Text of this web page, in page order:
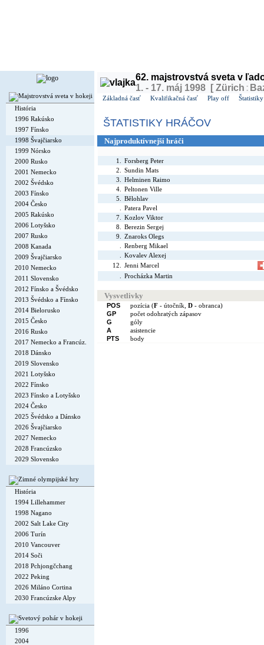
História
1996 Rakúsko
1997 Fínsko
1998 Švajčiarsko
1999 Nórsko
2000 Rusko
2001 Nemecko
2002 Švédsko
2003 Fínsko
2004 Česko
2005 Rakúsko
2006 Lotyšsko
2007 Rusko
2008 Kanada
2009 Švajčiarsko
2010 Nemecko
2011 Slovensko
2012 Fínsko a Švédsko
2013 Švédsko a Fínsko
2014 Bielorusko
2015 Česko
2016 Rusko
2017 Nemecko a Francúz.
2018 Dánsko
2019 Slovensko
2021 Lotyšsko
2022 Fínsko
2023 Fínsko a Lotyšsko
2024 Česko
2025 Švédsko a Dánsko
2026 Švajčiarsko
2027 Nemecko
2028 Francúzsko
2029 Slovensko
História
1994 Lillehammer
1998 Nagano
2002 Salt Lake City
2006 Turín
2010 Vancouver
2014 Soči
2018 Pchjongčchang
2022 Peking
2026 Miláno Cortina
2030 Francúzske Alpy
1996
2004
62. majstrovstvá sveta v
1. - 17. máj 1998 [ Zürich :
Základná časť Kvalifikačná časť Play off Štatistiky
ŠTATISTIKY HRÁČOV
Najproduktívnejší hráči
1.
Forsberg Peter
2.
Sundin Mats
3.
Helminen Raimo
4.
Peltonen Ville
5.
Bělohlav
Patera Pavel
7.
Kozlov Viktor
8.
Berezin Sergej
9.
Znaroks Olegs
Renberg Mikael
Kovalev Alexej
12.
Jenni Marcel
Procházka Martin
Vysvetlivky
POS pozícia (F - útočník, D - obranca)
GP
počet odohratých zápasov
G
góly
A
asistencie
PTS
body